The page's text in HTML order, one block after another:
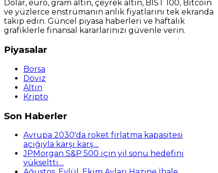
Dolar, euro, gram altın, çeyrek altın, BIST 100, Bitcoin
ve yüzlerce enstrümanın anlık fiyatlarını tek ekranda
takip edin. Güncel piyasa haberleri ve haftalık
grafiklerle finansal kararlarınızı güvenle verin.
Piyasalar
Borsa
Döviz
Altın
Kripto
Son Haberler
Avrupa 2030'da roket fırlatma kapasitesi
açığıyla karşı karş…
JPMorgan S&P 500 için yıl sonu hedefini
yükseltti…